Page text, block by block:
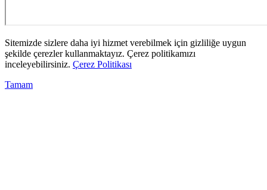
Sitemizde sizlere daha iyi hizmet verebilmek için gizliliğe uygun
şekilde çerezler kullanmaktayız. Çerez politikamızı
inceleyebilirsiniz. Çerez Politikası
Tamam